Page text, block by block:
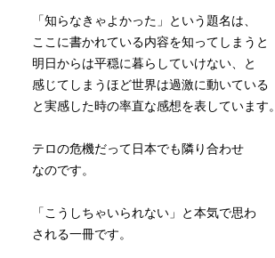
「知らなきゃよかった」という題名は、
ここに書かれている内容を知ってしまうと
明日からは平穏に暮らしていけない、と
感じてしまうほど世界は過激に動いている
と実感した時の率直な感想を表しています。
テロの危機だって日本でも隣り合わせ
なのです。
「こうしちゃいられない」と本気で思わ
される一冊です。